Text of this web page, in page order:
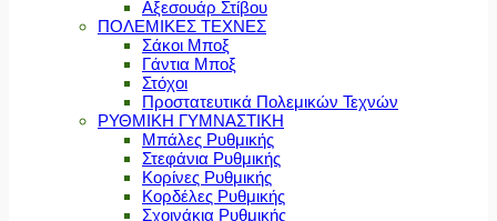
Αξεσουάρ Στίβου
ΠΟΛΕΜΙΚΕΣ ΤΕΧΝΕΣ
Σάκοι Μποξ
Γάντια Μποξ
Στόχοι
Προστατευτικά Πολεμικών Τεχνών
ΡΥΘΜΙΚΗ ΓΥΜΝΑΣΤΙΚΗ
Μπάλες Ρυθμικής
Στεφάνια Ρυθμικής
Κορίνες Ρυθμικής
Κορδέλες Ρυθμικής
Σχοινάκια Ρυθμικής